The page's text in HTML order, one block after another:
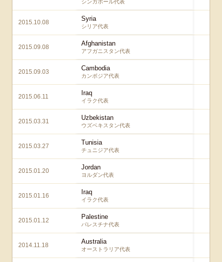
シンガポール代表
2015.10.08 Syria
シリア代表
2015.09.08 Afghanistan
アフガニスタン代表
2015.09.03 Cambodia
カンボジア代表
2015.06.11 Iraq
イラク代表
2015.03.31 Uzbekistan
ウズベキスタン代表
2015.03.27 Tunisia
チュニジア代表
2015.01.20 Jordan
ヨルダン代表
2015.01.16 Iraq
イラク代表
2015.01.12 Palestine
パレスチナ代表
2014.11.18 Australia
オーストラリア代表